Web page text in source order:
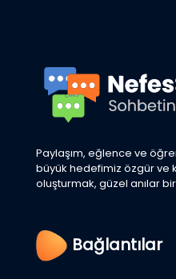
Paylaşım, eğlence ve
büyük hedefimiz özgür ve
oluşturmak, güzel anılar
Bağlantılar